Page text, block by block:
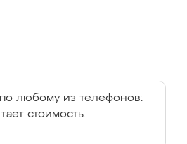
любому из телефонов:
стоимость.